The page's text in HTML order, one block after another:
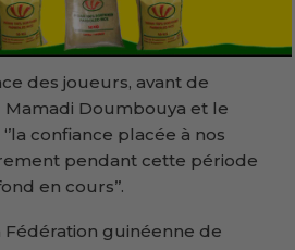
des joueurs, avant de
Doumbouya et le
confiance placée à nos
pendant cette période
en cours’’.
guinéenne de